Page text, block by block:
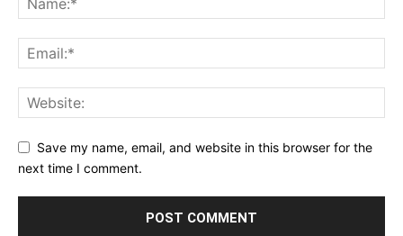
Save my name, email, and website in this browser for the
next time I comment.